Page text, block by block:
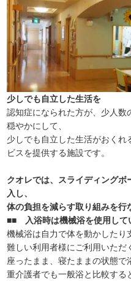
少しでも自立した生活を
認知症になられた方が、少人数
穏やかにして、
少しでも自立した生活がおく
ビスを提供する施設です。
クオレでは、スライディング
入し、
体の負担を減らす取り組みを行
■■ 入浴時は機械浴を使用し
機械浴は自力で体を動かしたり
難しい利用者様にご利用いただ
座ったまま、寝たままの状態で
重介護者でも一般浴と比較する